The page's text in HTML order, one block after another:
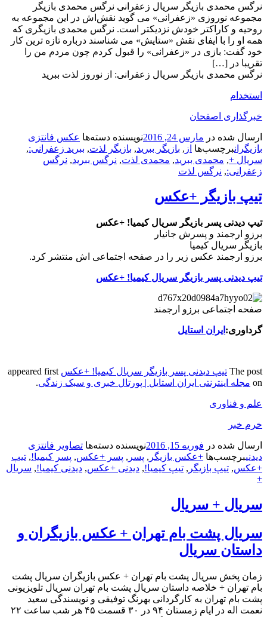
نرگس محمدی بازیگر سریال زعفرانی نرگس محمدی بازیگر
مجموعه نوروزی «زعفرانی» می گوید نقش‌اش در این مجموعه به
روحیه و کاراکتر خودش نزدیکتر است. نرگس محمدی بازیگری که
همه او را با ایفای نقش «ستایش» می شناسند درباره تازه ترین کار
خود گفت: بازی در «زعفرانی» را قبول کردم چون مردم من را
تقریبا در […]
نرگس محمدی بازیگر سریال زعفرانی: از نوروز لذت ببرید
استخدام
خبرگذاری اصفحان
ارسال شده در مارس 24, 2016 نویسنده دسته‌ها عکس فانتزی
بازیگرانبرچسب‌ها از , بازیگر ببرید, بازیگر لذت, ببرید زعفرانی:,
سریال +, محمدی ببرید, محمدی لذت, نرگس ببرید, نرگس
زعفرانی:, نرگس لذت
تیپ بازیگر +عکس
تیپ دیدنی پسر بازیگر سریال کیمیا! +عکس
برزو ارجمند و پسرش جانیار
بازیگر سریال کیمیا
برزو ارجمند عکس زیر را در صفحه اجتماعی اش منتشر کرد.
تیپ دیدنی پسر بازیگر سریال کیمیا! +عکس
صفحه اجتماعی برزو ارجمند
گرداوری: ایران استایل
The post تیپ دیدنی پسر بازیگر سریال کیمیا! +عکس appeared first
on مجله اینترنتی ایران استایل | پورتال خبری و سبک زندگی.
علم و فناوری
خرم خبر
ارسال شده در فوریه 15, 2016 نویسنده دسته‌ها تصاویر فانتزی
دیدنیبرچسب‌ها +عکس بازیگر , پسر , پسر +عکس, پسر کیمیا!, تیپ
+عکس, تیپ بازیگر , تیپ کیمیا!, دیدنی +عکس, دیدنی کیمیا!, سریال
+
سریال + سریال
سریال پشت بام تهران + عکس بازیگران و
داستان سریال
زمان پخش سریال پشت بام تهران + عکس بازیگران سریال پشت
بام تهران + خلاصه داستان سریال پشت بام تهران سریال تلویزیونی
پشت بام تهران به کارگردانی بهرنگ توفیقی و نویسندگی سعید
نعمت اله در ایام زمستان ۹۴ در ۳۰ قسمت ۴۵ هر شب ساعت ۲۲